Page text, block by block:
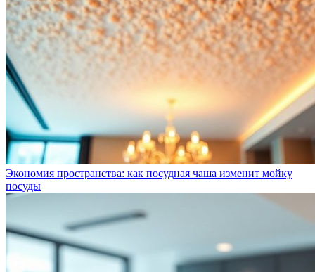
Экономия пространства: как посудная чаша изменит мойку
посуды